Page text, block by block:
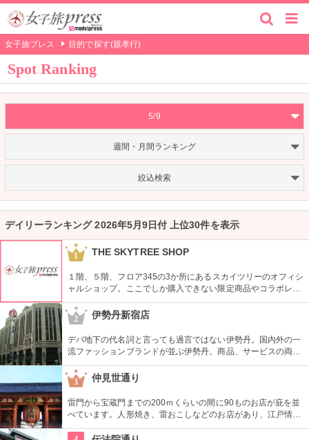
女子旅プレス 目的で探す(親孝行)
Spot Ranking
5/9
週間・月間ランキング
絞込検索
デイリーランキング 2026年5月9日付 上位30件を表示
1 THE SKYTREE SHOP
１階、５階、フロア345の3か所にあるスカイツリーのオフィシ
ャルショップ。ここでしか購入できない限定商品やコラボレー
ション商品を多数取り揃えている。フロア345で買い物すれば
日本一高いところでの購入として記念に残る思い出に！
2 伊勢丹新宿店
デパ地下の代名詞と言っても過言ではない伊勢丹。国内外の一
流ファッションブランドが並ぶ伊勢丹。商品、サービスの両面
においてインターナショナルな店舗づくりとなっている。本館
とメンズ館があり、百貨店業界では衣料品の売上高日本一を誇
っている。
3 仲見世通り
雷門から宝蔵門までの200ｍくらいの間に90ものお店が庇を並
べています。人形焼き、雷おこしなどのお店があり、江戸情緒
を感じさせる通りです。